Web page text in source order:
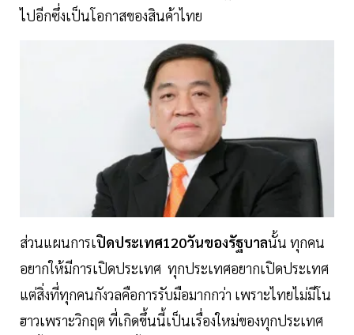
ไปอีกซึ่งเป็นโอกาสของสินค้าไทย
ส่วนแผนการเปิดประเทศ120วันของรัฐบาลนั้น ทุกคน
อยากให้มีการเปิดประเทศ ทุกประเทศอยากเปิดประเทศ
แต่สิ่งที่ทุกคนกังวลคือการรับมือมากกว่า เพราะไทยไม่มีโน
ฮาวเพราะวิกฤต ที่เกิดขึ้นนี้เป็นเรื่องใหม่ของทุกประเทศ